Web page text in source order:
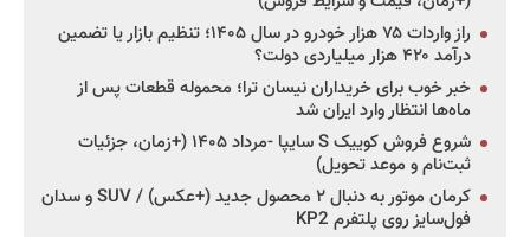
راز واردات ۷۵ هزار خودرو در سال ۱۴۰۵؛ تنظیم بازار یا تضمین
درآمد ۴۲۰ هزار میلیاردی دولت؟
خبر خوب برای خریداران نیسان ترا؛ محموله قطعات پس از
ماه‌ها انتظار وارد ایران شد
شروع فروش کوییک S سایپا -مرداد ۱۴۰۵ (+زمان، جزئیات
ثبت‌نام و موعد تحویل)
کرمان موتور به دنبال ۲ محصول جدید (+عکس) / SUV و سدان
فول‌سایز روی پلتفرم KP2